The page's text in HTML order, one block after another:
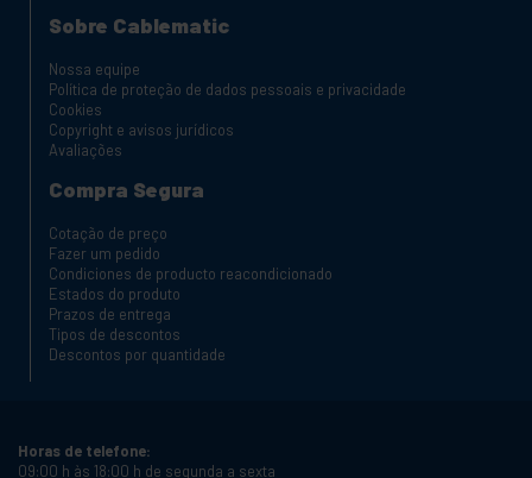
Sobre Cablematic
Nossa equipe
Política de proteção de dados pessoais e privacidade
Cookies
Copyright e avisos jurídicos
Avaliações
Compra Segura
Cotação de preço
Fazer um pedido
Condiciones de producto reacondicionado
Estados do produto
Prazos de entrega
Tipos de descontos
Descontos por quantidade
Horas de telefone:
09:00 h às 18:00 h de segunda a sexta